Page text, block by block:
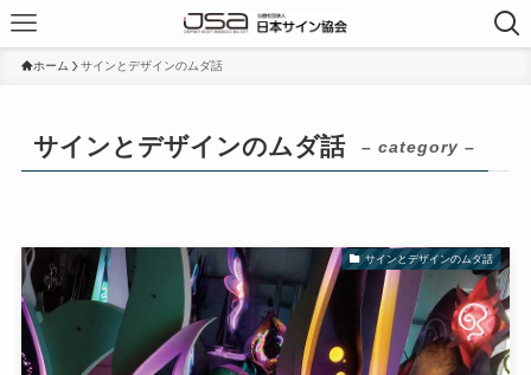
ホーム サインとデザインのムダ話
サインとデザインのムダ話 – category –
サインとデザインのムダ話